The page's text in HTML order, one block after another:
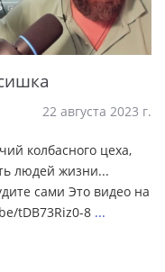
22 августа 2023 г.
колбасного цеха,
людей жизни...
сами Это видео на
tDB73Riz0-8 ...